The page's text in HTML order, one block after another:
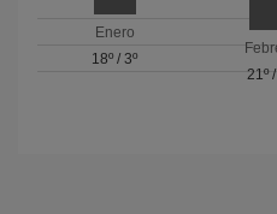
Enero
18º /3º
21º/